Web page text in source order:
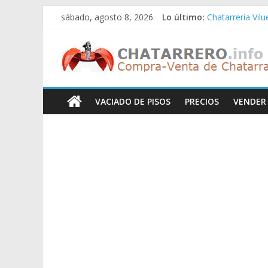
Saltar
contenido
sábado, agosto 8, 2026 Lo último: Chatarreria
Chatarreria
Chatarreria
Chatarreros
–
Precio
VACIADO DE PISOS PRECIOS